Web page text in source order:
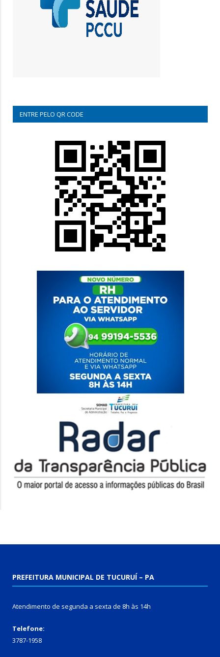
ENTRE PELO QR CODE
PREFEITURA MUNICIPAL DE TUCURUÍ – PA
Atendimento de segunda a sexta de 8h às 14h
Telefone:
3787-1958